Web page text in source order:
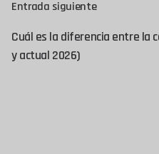
Entrada siguiente
Cuál es la diferencia entre la
y actual 2026)